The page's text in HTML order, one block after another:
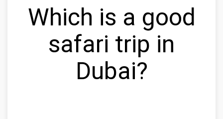
Which is a good
safari trip in
Dubai?